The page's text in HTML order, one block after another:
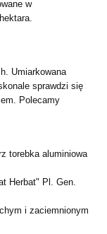
w
Umiarkowana
sprawdzi się
Polecamy
torebka aluminiowa
Herbat" Pl. Gen.
i zaciemnionym